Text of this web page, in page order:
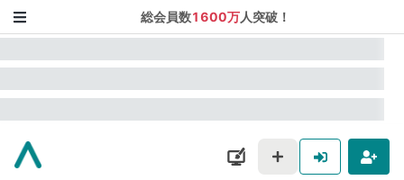
総会員数1600万人突破！